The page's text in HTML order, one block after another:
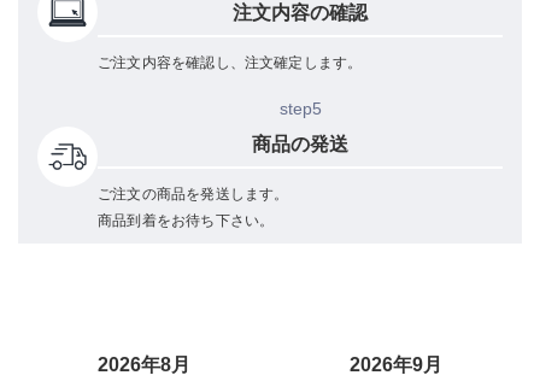
注文内容の確認
ご注文内容を確認し、注文確定します。
step5
商品の発送
ご注文の商品を発送します。
商品到着をお待ち下さい。
2026年8月 2026年9月